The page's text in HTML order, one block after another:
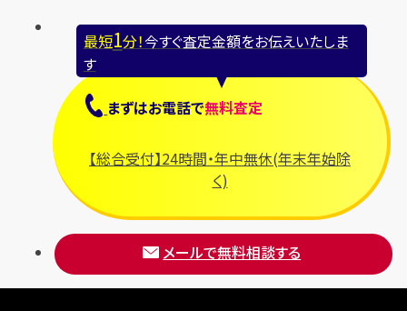
最短1分！今すぐ査定金額をお伝えいたしま
す
まずはお電話で無料査定
【総合受付】24時間・年中無休(年末年始除
く)
メールで無料相談する